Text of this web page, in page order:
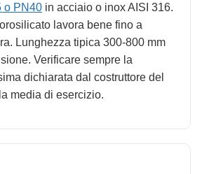
o PN40 in acciaio o inox AISI 316.
lavora bene fino a
Lunghezza tipica 300-800 mm
Verificare sempre la
dichiarata dal costruttore del
media di esercizio.